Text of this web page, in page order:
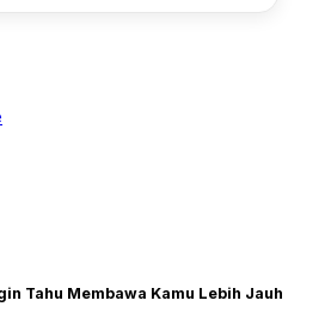
Tahu Membawa Kamu Lebih Jauh